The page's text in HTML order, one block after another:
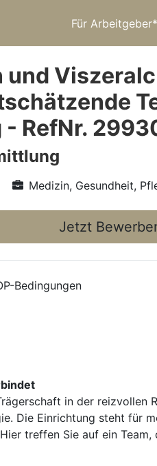
Für
und
RefNr.
Medizin, Gesundheit,
Jetzt
Bedingungen
in der reizvollen
Die Einrichtung steht für
treffen Sie auf ein